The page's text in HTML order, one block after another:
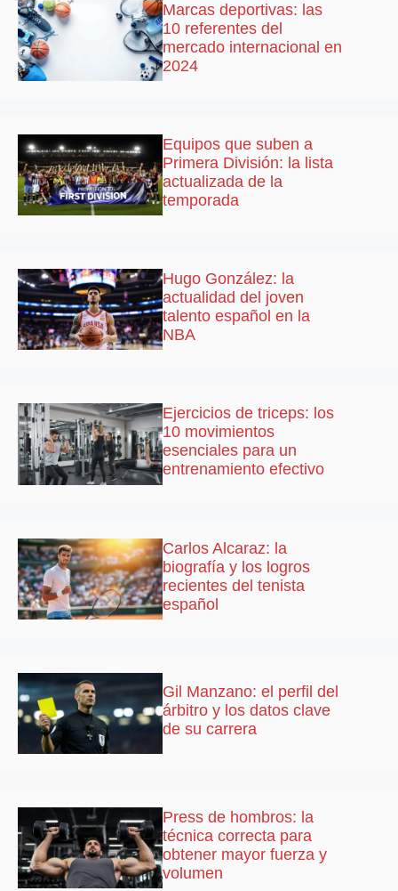
Marcas deportivas: las
10 referentes del
mercado internacional en
2024
Equipos que suben a
Primera División: la lista
actualizada de la
temporada
Hugo González: la
actualidad del joven
talento español en la
NBA
Ejercicios de triceps: los
10 movimientos
esenciales para un
entrenamiento efectivo
Carlos Alcaraz: la
biografía y los logros
recientes del tenista
español
Gil Manzano: el perfil del
árbitro y los datos clave
de su carrera
Press de hombros: la
técnica correcta para
obtener mayor fuerza y
volumen